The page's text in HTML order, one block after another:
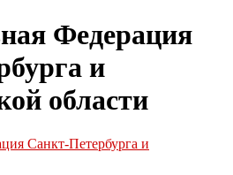
Федерация
и
области